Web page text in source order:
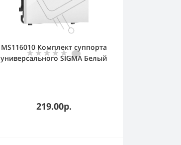
MS116010 Комплект суппорта
универсального SIGMA Белый
219.00р.